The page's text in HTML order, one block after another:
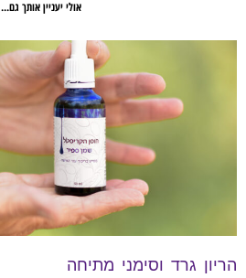
אולי יעניין אותך גם...
הריון גרד וסימני מתיחה